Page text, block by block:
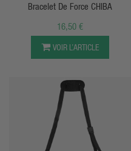
Bracelet De Force CHIBA
16,50 €
VOIR L’ARTICLE